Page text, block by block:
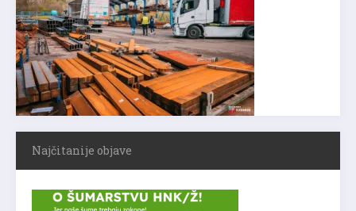
Najčitanije objave